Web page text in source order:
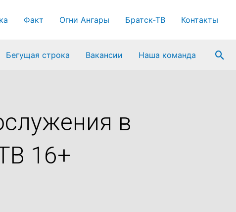
Факт Огни Ангары Братск-ТВ Контакты
Бегущая строка Вакансии Наша команда
в
16+